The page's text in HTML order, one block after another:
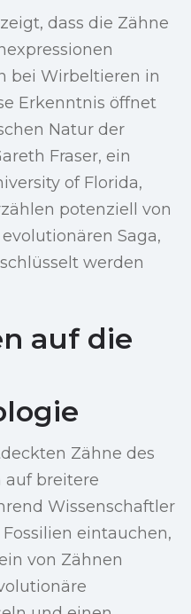
dass die Zähne
bei Wirbeltieren in
Erkenntnis öffnet
Natur der
Fraser, ein
of Florida,
potenziell von
Saga,
werden
auf die
Zähne des
auf breitere
Wissenschaftler
eintauchen,
von Zähnen